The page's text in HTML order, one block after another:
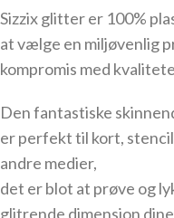
Sizzix glitter er 100%
at vælge en miljøvenlig
kompromis med
Den fantastiske
er perfekt til kort,
andre medier,
det er blot at prøve og
glitrende dimension